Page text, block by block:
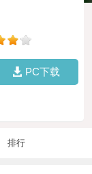
PC下载
排行